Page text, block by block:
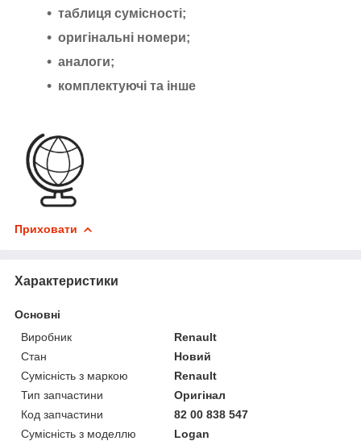
таблиця сумісності;
оригінальні номери;
аналоги;
комплектуючі та інше
Приховати
Характеристики
Основні
Виробник
Renault
Стан
Новий
Сумісність з маркою
Renault
Тип запчастини
Оригінал
Код запчастини
82 00 838 547
Сумісність з моделлю
Logan